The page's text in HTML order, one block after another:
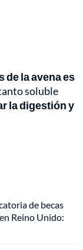
la avena es
soluble
la digestión y
de becas
Reino Unido: